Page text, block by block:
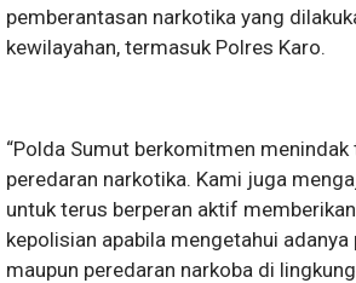
pemberantasan narkotika yang
kewilayahan, termasuk Polres Karo.
“Polda Sumut berkomitmen menindak
peredaran narkotika. Kami juga
untuk terus berperan aktif
kepolisian apabila mengetahui adanya
maupun peredaran narkoba di